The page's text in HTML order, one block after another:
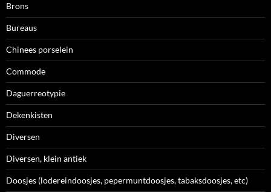
Brons
Bureaus
Chinees porselein
Commode
Daguerreotypie
Dekenkisten
Diversen
Diversen, klein antiek
Doosjes (lodereindoosjes, pepermuntdoosjes, tabaksdoosjes, etc)